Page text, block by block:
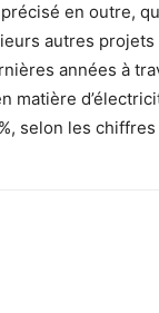
en outre,
autres
années à
matière
selon les